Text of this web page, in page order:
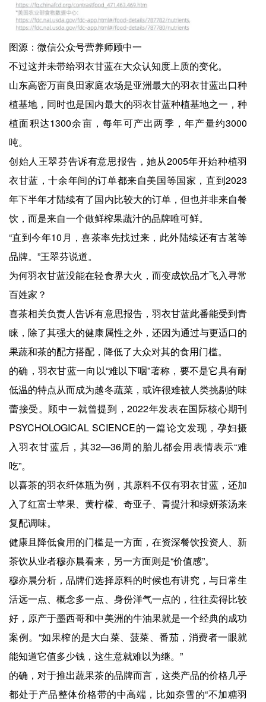
图源：微信公众号营养师顾中一
不过这并未带给羽衣甘蓝在大众认知度上质的变化。
山东高密万亩良田家庭农场是亚洲最大的羽衣甘蓝出口种
植基地，同时也是国内最大的羽衣甘蓝种植基地之一，种
植面积达1300余亩，每年可产出两季，年产量约3000
吨。
创始人王翠芬告诉有意思报告，她从2005年开始种植羽
衣甘蓝，十余年间的订单都来自美国等国家，直到2023
年下半年才陆续有了国内比较大的订单，但也并非来自餐
饮，而是来自一个做鲜榨果蔬汁的品牌唯可鲜。
“直到今年10月，喜茶率先找过来，此外陆续还有古茗等
品牌。”王翠芬说道。
为何羽衣甘蓝没能在轻食界大火，而变成饮品才飞入寻常
百姓家？
喜茶相关负责人告诉有意思报告，羽衣甘蓝此番能受到青
睐，除了其强大的健康属性之外，还因为通过与更适口的
果蔬和茶的配方搭配，降低了大众对其的食用门槛。
的确，羽衣甘蓝一向以“难以下咽”著称，要不是它具有耐
低温的特点从而成为越冬蔬菜，或许很难被人类挑剔的味
蕾接受。顾中一就曾提到，2022年发表在国际核心期刊
PSYCHOLOGICAL SCIENCE的一篇论文发现，孕妇摄
入羽衣甘蓝后，其32—36周的胎儿都会用表情表示“难
吃”。
以喜茶的羽衣纤体瓶为例，其原料不仅有羽衣甘蓝，还加
入了红富士苹果、黄柠檬、奇亚子、青提汁和绿妍茶汤来
复配调味。
健康且降低食用的门槛是一方面，在资深餐饮投资人、新
茶饮从业者穆亦晨看来，另一方面则是“价值感”。
穆亦晨分析，品牌们选择原料的时候也有讲究，与日常生
活远一点、概念多一点、身份洋气一点的，往往卖得比较
好，原产于墨西哥和中美洲的牛油果就是一个经典的成功
案例。“如果榨的是大白菜、菠菜、番茄，消费者一眼就
能知道它值多少钱，这生意就难以为继。”
的确，对于推出蔬果茶的品牌而言，这类产品的价格几乎
都处于产品整体价格带的中高端，比如奈雪的“不加糖羽